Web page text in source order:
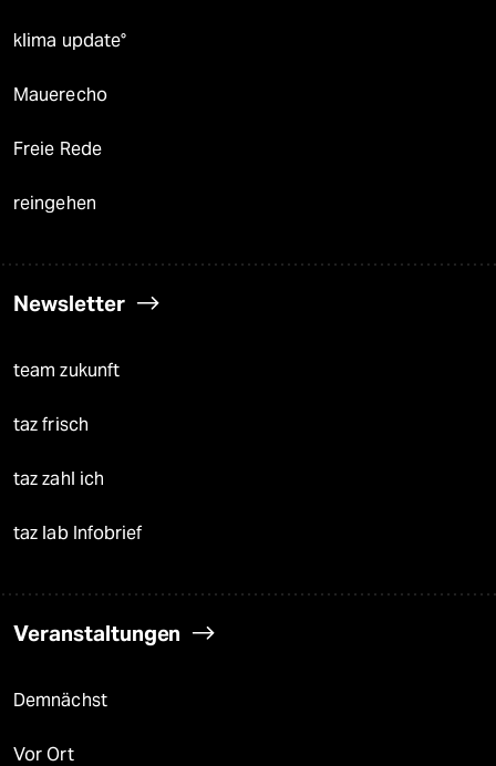
klima update°
Mauerecho
Freie Rede
reingehen
Newsletter
team zukunft
taz frisch
taz zahl ich
taz lab Infobrief
Veranstaltungen
Demnächst
Vor Ort